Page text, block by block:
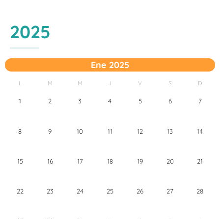
2025
Ene 2025
L M M J V S D
1 2 3 4 5 6 7
8 9 10 11 12 13 14
15 16 17 18 19 20 21
22 23 24 25 26 27 28